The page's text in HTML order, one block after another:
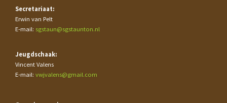
Secretariaat:
Erwin van Pelt
E-mail: sgstaun@sgstaunton.nl
Jeugdschaak:
Vincent Valens
E-mail: vwjvalens@gmail.com